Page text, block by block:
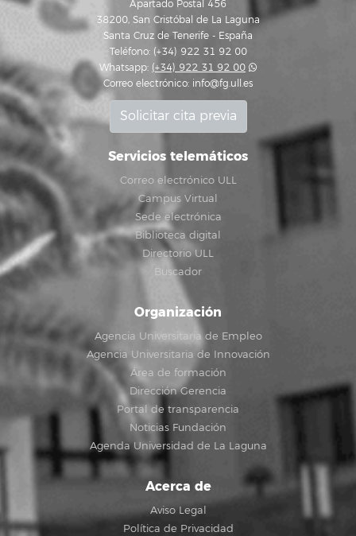
Apartado Postal 456
38200, San Cristóbal de La Laguna
Santa Cruz de Tenerife - España
Teléfono: (+34) 922 31 92 00
Whatsapp: (+34) 922 31 92 00
Correo electrónico: info@fg.ull.es
Solicitar cita previa
Servicios telemáticos
Correo electrónico ULL
Campus Virtual
Sede electrónica
Biblioteca digital
Directorio ULL
Buscador
Organización
Agencia Universitaria de Empleo
Agencia Universitaria de Innovación
Área de formación
Dirección Gerencia
Portal de transparencia
Noticias Fundación
Agenda Universidad de La Laguna
Acerca de
Aviso Legal
Política de Privacidad